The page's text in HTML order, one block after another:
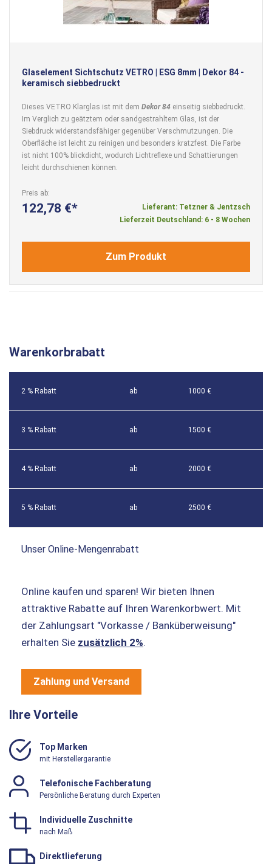
Glaselement Sichtschutz VETRO | ESG 8mm | Dekor 84 -
keramisch siebbedruckt
Dieses VETRO Klarglas ist mit dem Dekor 84 einseitig siebbedruckt.
Im Verglich zu geätztem oder sandgestrahltem Glas, ist der
Siebdruck widerstandsfähiger gegenüber Verschmutzungen. Die
Oberfläche ist leicht zu reinigen und besonders kratzfest. Die Farbe
ist nicht 100% blickdicht, wodurch Lichtreflexe und Schattierungen
leicht durchschienen können.
Preis ab
122,78 €
Lieferant: Tetzner & Jentzsch
Lieferzeit Deutschland: 6 - 8 Wochen
Zum Produkt
Warenkorbrabatt
2 % Rabatt ab 1000 €
3 % Rabatt ab 1500 €
4 % Rabatt ab 2000 €
5 % Rabatt ab 2500 €
Unser Online-Mengenrabatt
Online kaufen und sparen! Wir bieten Ihnen
attraktive Rabatte auf Ihren Warenkorbwert. Mit
der Zahlungsart "Vorkasse / Banküberweisung"
erhalten Sie zusätzlich 2%.
Zahlung und Versand
Ihre Vorteile
Top Marken
mit Herstellergarantie
Telefonische Fachberatung
Persönliche Beratung durch Experten
Individuelle Zuschnitte
nach Maß
Direktlieferung